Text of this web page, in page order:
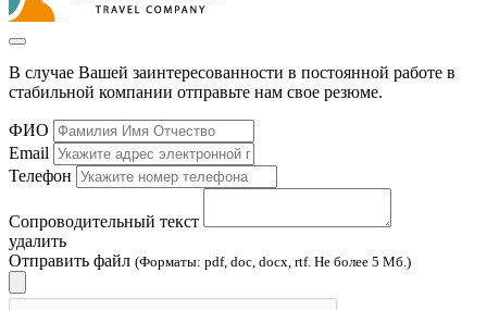
В случае Вашей заинтересованности в постоянной работе в
стабильной компании отправьте нам свое резюме.
ФИО
Email
Телефон
Сопроводительный текст
удалить
Отправить файл (Форматы: pdf, doc, docx, rtf. Не более 5 Мб.)